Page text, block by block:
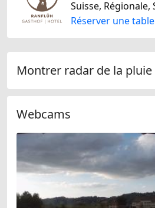
Réserver une table
Montrer radar de la pluie
Webcams